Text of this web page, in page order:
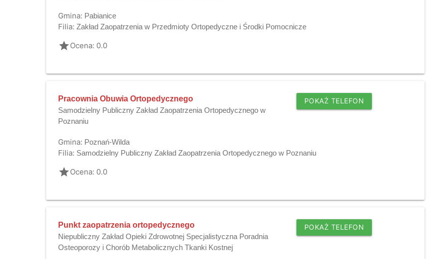
Gmina: Pabianice
Filia: Zakład Zaopatrzenia w Przedmioty Ortopedyczne i Środki Pomocnicze
gradeOcena: 0.0
Pracownia Obuwia Ortopedycznego
Samodzielny Publiczny Zakład Zaopatrzenia Ortopedycznego w
Poznaniu
POKAŻ TELEFON
Gmina: Poznań-Wilda
Filia: Samodzielny Publiczny Zakład Zaopatrzenia Ortopedycznego w Poznaniu
gradeOcena: 0.0
Punkt zaopatrzenia ortopedycznego
Niepubliczny Zakład Opieki Zdrowotnej Specjalistyczna Poradnia
Osteoporozy i Chorób Metabolicznych Tkanki Kostnej
POKAŻ TELEFON